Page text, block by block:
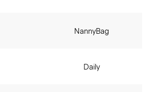
NannyBag
Daily